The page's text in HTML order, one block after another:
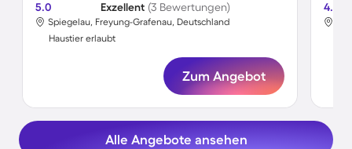
5.0 Exzellent (3 Bewertungen)
Spiegelau, Freyung-Grafenau, Deutschland
Haustier erlaubt
Zum Angebot
4.3
Alle Angebote ansehen